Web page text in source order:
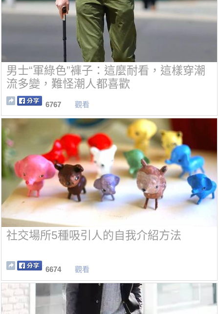
男士“軍綠色”褲子：這麼耐看，這樣穿潮
流多變，難怪潮人都喜歡
6767 觀看
社交場所5種吸引人的自我介紹方法
6674 觀看